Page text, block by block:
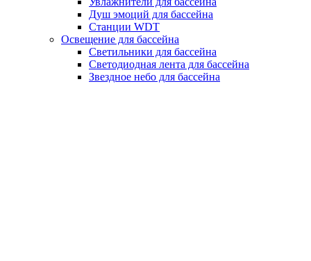
Душ эмоций для бассейна
Станции WDT
Освещение для бассейна
Светильники для бассейна
Светодиодная лента для бассейна
Звездное небо для бассейна